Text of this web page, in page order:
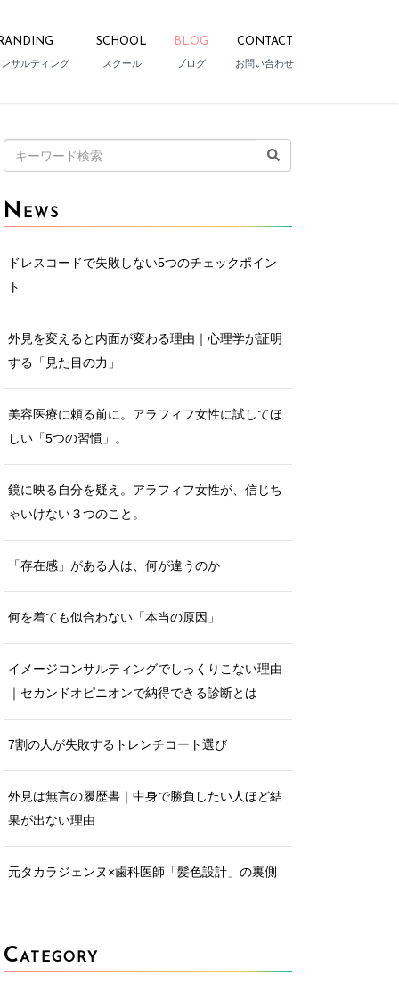
サルティング
SCHOOL
スクール
BLOG
ブログ
CONTACT
お問い合わせ
索:
N EWS
ドレスコードで失敗しない5つのチェックポイン
ト
外見を変えると内面が変わる理由｜心理学が証明
する「見た目の力」
美容医療に頼る前に。アラフィフ女性に試してほ
しい「5つの習慣」。
鏡に映る自分を疑え。アラフィフ女性が、信じち
ゃいけない３つのこと。
「存在感」がある人は、何が違うのか
何を着ても似合わない「本当の原因」
イメージコンサルティングでしっくりこない理由
｜セカンドオピニオンで納得できる診断とは
7割の人が失敗するトレンチコート選び
外見は無言の履歴書｜中身で勝負したい人ほど結
果が出ない理由
元タカラジェンヌ×歯科医師「髪色設計」の裏側
CATEGORY